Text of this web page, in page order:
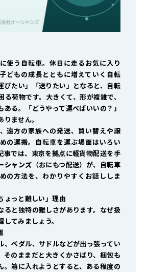
使う自転車。休日に走るお気に入り
どもの成長とともに増えていく自転
びたい」「送りたい」となると、自転
る荷物です。大きくて、形が複雑で、
る。「どうやって運べばいいの？」
ません。
遠方の家族への発送、買い替えや譲
の運搬。自転車を運ぶ場面はいろい
事では、東京を拠点に軽貨物配送を手
シャンズ （おにもつ配送）が、自転車
の方法を、わかりやすくお話ししま
ょっと難しい」理由
ると独特の難しさがあります。なぜ扱
てみましょう。
、ペダル、サドルなどが出っ張ってい
そのままだと大きくかさばり、梱包も
。箱に入れようとすると、ある程度の